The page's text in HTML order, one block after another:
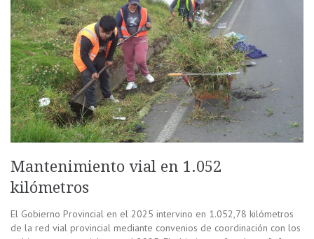
Mantenimiento vial en 1.052
kilómetros
El Gobierno Provincial en el 2025 intervino en 1.052,78 kilómetros
de la red vial provincial mediante convenios de coordinación con los